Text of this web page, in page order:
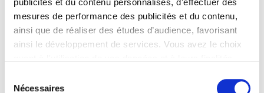
publicités et du contenu personnalisés, d'effectuer des
mesures de performance des publicités et du contenu,
ainsi que de réaliser des études d’audience, favorisant
ainsi le développement de services. Vous avez le choix
tout moment en consultant la Déclaration relative aux
Nécessaires